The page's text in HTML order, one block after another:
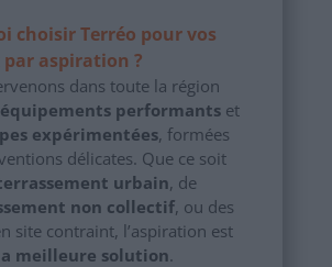
choisir Terréo pour vos
aspiration ?
dans toute la région
équipements performantset
expérimentées, formées
délicates. Que ce soit
urbain, de
non collectif, ou des
site contraint, l’aspiration est
meilleure solution.